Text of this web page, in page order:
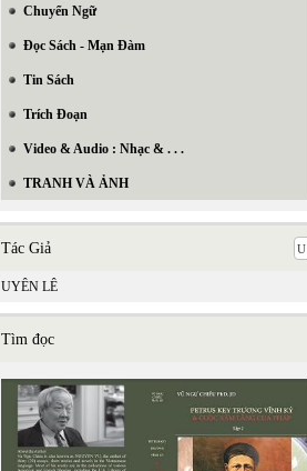
Chuyển Ngữ
Đọc Sách - Mạn Đàm
Tin Sách
Trích Đoạn
Video & Audio : Nhạc & . . .
TRANH VÀ ẢNH
Tác Giả
UYÊN LÊ
Tìm đọc